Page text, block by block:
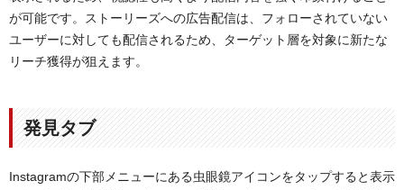
が可能です。ストーリーズへの広告配信は、フォローされていない
ユーザーに対しても配信されるため、ターゲット層を対象に新たな
リーチ獲得が狙えます。
発見タブ
Instagramの下部メニューにある虫眼鏡アイコンをタップすると表示